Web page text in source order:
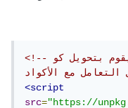
<!-- بابل عبارة عن مترجم يقوم بتحويل كو JSX إلى
<script
src="https://